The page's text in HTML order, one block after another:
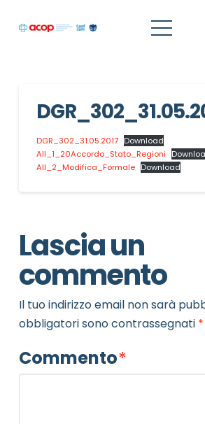
DGR_302_31.05.2017 Download
All_1_20Accordo_Stato_Regioni
All_2_Modifica_Formale Download
Lascia un
commento
Il tuo indirizzo email non sarà
obbligatori sono contrassegnati *
Commento*